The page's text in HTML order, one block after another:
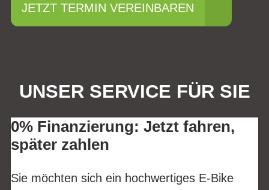
JETZT TERMIN VEREINBAREN
UNSER SERVICE FÜR SIE
0% Finanzierung: Jetzt fahren,
später zahlen
Sie möchten sich ein hochwertiges E-Bike